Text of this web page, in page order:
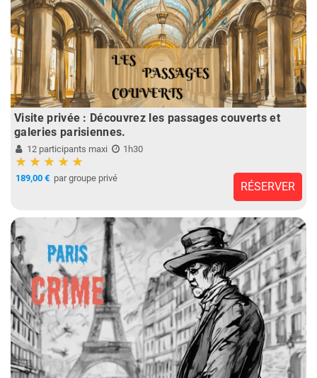
Visite privée : Découvrez les passages couverts et
galeries parisiennes.
12 participants maxi 1h30
189,00 € par groupe privé
RÉSERVER